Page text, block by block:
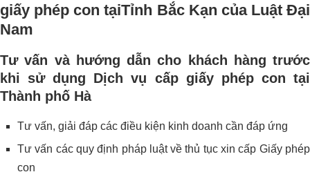
giấy phép con tạiTỉnh Bắc Kạn của Luật Đại
Nam
Tư vấn và hướng dẫn cho khách hàng trước
khi sử dụng Dịch vụ cấp giấy phép con tại
Thành phố Hà
Tư vấn, giải đáp các điều kiện kinh doanh cần đáp ứng
Tư vấn các quy định pháp luật về thủ tục xin cấp Giấy phép
con